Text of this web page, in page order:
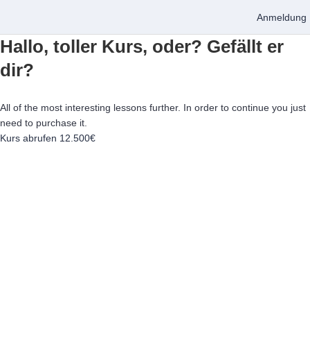
Anmeldung
Hallo, toller Kurs, oder? Gefällt er
dir?
All of the most interesting lessons further. In order to continue you just
need to purchase it.
Kurs abrufen 12.500€